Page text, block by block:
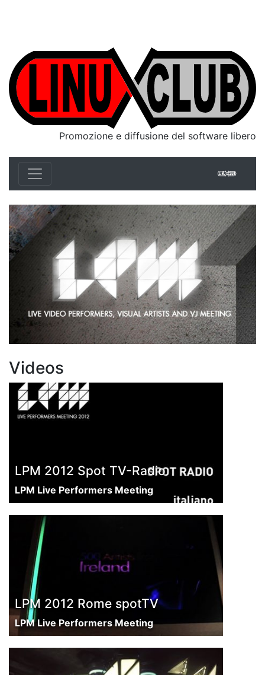
Linux Club ItaliaPromozione e diffusione del software libero
Videos
LPM 2012 Spot TV-Radio
LPM Live Performers Meeting
LPM 2012 Rome spotTV
LPM Live Performers Meeting